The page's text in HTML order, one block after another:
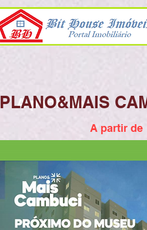
A partir de
PLANO&MAIS
A partir de